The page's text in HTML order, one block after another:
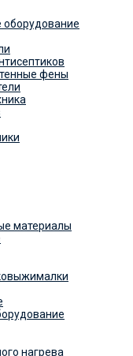
оборудование
фены
материалы
нагрева